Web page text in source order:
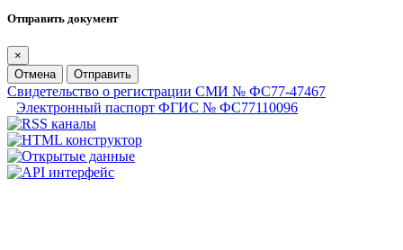
Отправить документ
×
Отмена
Отправить
Свидетельство о регистрации СМИ № ФС77-47467
Электронный паспорт ФГИС № ФС77110096